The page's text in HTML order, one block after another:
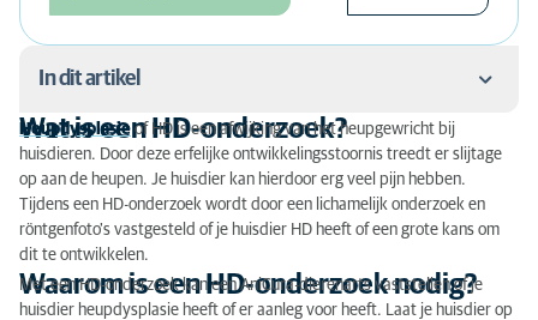
In dit artikel
Wat is een HD-onderzoek?
Waarom is een HD-onderzoek nodig?
Hoe wordt heupdysplasie vastgesteld?
Wat kost een HD-onderzoek bij een huisdier?
Wat is een HD-onderzoek?
Heupdysplasie of HD is een afwijking van het heupgewricht bij
huisdieren. Door deze erfelijke ontwikkelingsstoornis treedt er slijtage
op aan de heupen. Je huisdier kan hierdoor erg veel pijn hebben.
Tijdens een HD-onderzoek wordt door een lichamelijk onderzoek en
röntgenfoto's vastgesteld of je huisdier HD heeft of een grote kans om
dit te ontwikkelen.
Waarom is een HD-onderzoek nodig?
Met een HD-onderzoek kan een AniCura-dierenarts vaststellen of je
huisdier heupdysplasie heeft of er aanleg voor heeft. Laat je huisdier op